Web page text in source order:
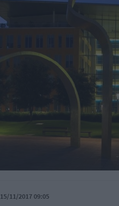
15/11/2017 09:05